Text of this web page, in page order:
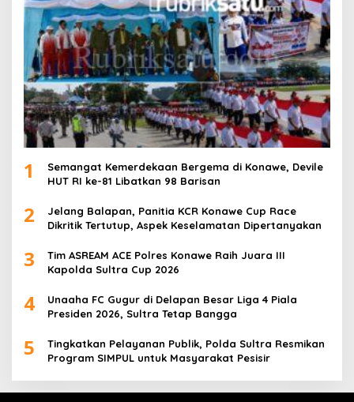
1
Semangat Kemerdekaan Bergema di Konawe, Devile
HUT RI ke-81 Libatkan 98 Barisan
2
Jelang Balapan, Panitia KCR Konawe Cup Race
Dikritik Tertutup, Aspek Keselamatan Dipertanyakan
3
Tim ASREAM ACE Polres Konawe Raih Juara III
Kapolda Sultra Cup 2026
4
Unaaha FC Gugur di Delapan Besar Liga 4 Piala
Presiden 2026, Sultra Tetap Bangga
5
Tingkatkan Pelayanan Publik, Polda Sultra Resmikan
Program SIMPUL untuk Masyarakat Pesisir